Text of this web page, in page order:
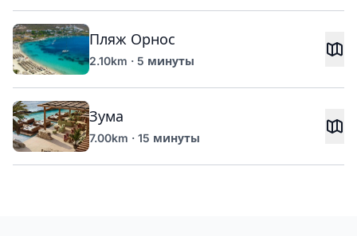
Пляж Орнос
2.10km · 5 минуты
Зума
7.00km · 15 минуты